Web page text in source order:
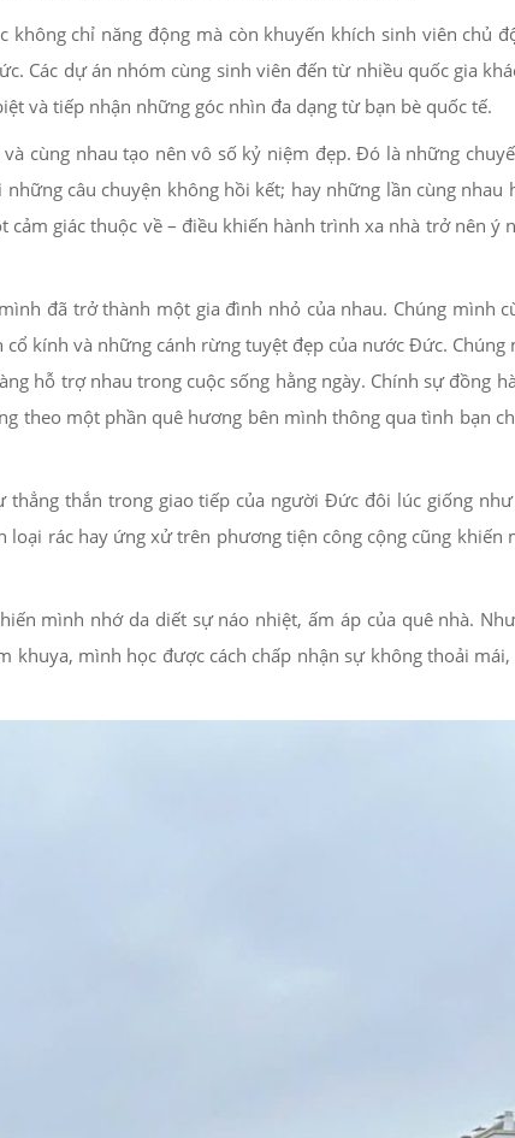
chỉ năng động mà còn khuyến khích sinh viên chủ
Các dự án nhóm cùng sinh viên đến từ nhiều quốc gia
và tiếp nhận những góc nhìn đa dạng từ bạn bè quốc tế.
cùng nhau tạo nên vô số kỷ niệm đẹp. Đó là những
câu chuyện không hồi kết; hay những lần cùng nhau
giác thuộc về – điều khiến hành trình xa nhà trở nên ý
đã trở thành một gia đình nhỏ của nhau. Chúng mình
kính và những cánh rừng tuyệt đẹp của nước Đức. Chúng
hỗ trợ nhau trong cuộc sống hằng ngày. Chính sự đồng
theo một phần quê hương bên mình thông qua tình bạn
thắn trong giao tiếp của người Đức đôi lúc giống
rác hay ứng xử trên phương tiện công cộng cũng khiến
mình nhớ da diết sự náo nhiệt, ấm áp của quê nhà.
mình học được cách chấp nhận sự không thoải mái,